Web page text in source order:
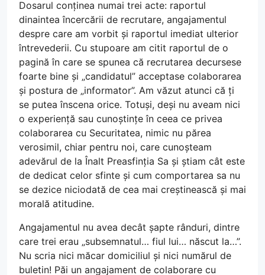
Dosarul conținea numai trei acte: raportul
dinaintea încercării de recrutare, angajamentul
despre care am vorbit și raportul imediat ulterior
întrevederii. Cu stupoare am citit raportul de o
pagină în care se spunea că recrutarea decursese
foarte bine și „candidatul” acceptase colaborarea
și postura de „informator”. Am văzut atunci că ți
se putea înscena orice. Totuși, deși nu aveam nici
o experiență sau cunoștințe în ceea ce privea
colaborarea cu Securitatea, nimic nu părea
verosimil, chiar pentru noi, care cunoșteam
adevărul de la Înalt Preasfinția Sa și știam cât este
de dedicat celor sfinte și cum comportarea sa nu
se dezice niciodată de cea mai creștinească și mai
morală atitudine.
Angajamentul nu avea decât șapte rânduri, dintre
care trei erau „subsemnatul… fiul lui… născut la…”.
Nu scria nici măcar domiciliul și nici numărul de
buletin! Păi un angajament de colaborare cu